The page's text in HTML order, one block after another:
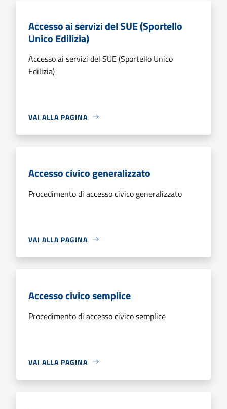
Accesso ai servizi del SUE (Sportello
Unico Edilizia)
Accesso ai servizi del SUE (Sportello Unico
Edilizia)
VAI ALLA PAGINA
Accesso civico generalizzato
Procedimento di accesso civico generalizzato
VAI ALLA PAGINA
Accesso civico semplice
Procedimento di accesso civico semplice
VAI ALLA PAGINA